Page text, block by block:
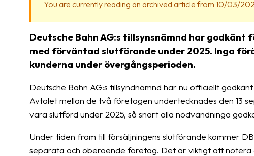
You are currently reading an archived article from 10/03/
Deutsche Bahn AG:s tillsynsnämnd har godkänt
med förväntad slutförande under 2025. Inga
kunderna under övergångsperioden.
Deutsche Bahn AG:s tillsyndnämnd har nu officiellt
Avtalet mellan de två företagen undertecknades den 13
vara slutförd under 2025, så snart alla nödvändninga
Under tiden fram till försäljningens slutförande kommer
separata och oberoende företag. Det är viktigt att